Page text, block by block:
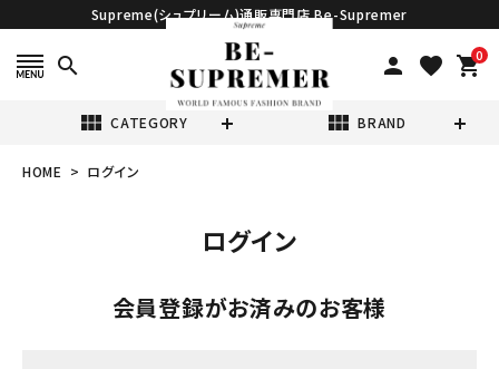
Supreme(シュプリーム)通販専門店 Be-Supremer
search person favorite 0
shopping_cart
view_module CATEGORY view_module BRAND
HOME ログイン
ログイン
会員登録がお済みのお客様